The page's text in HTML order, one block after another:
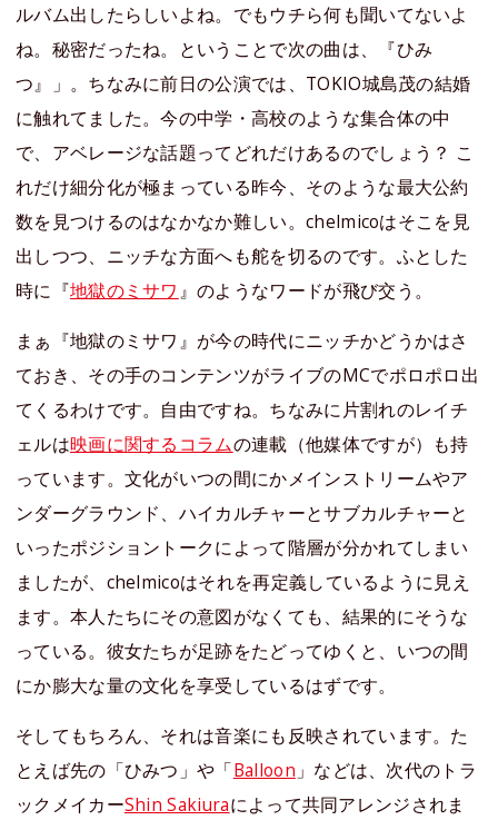
ルバム出したらしいよね。でもウチら何も聞いてないよ
ね。秘密だったね。ということで次の曲は、『ひみ
つ』」。ちなみに前日の公演では、TOKIO城島茂の結婚
に触れてました。今の中学・高校のような集合体の中
で、アベレージな話題ってどれだけあるのでしょう？ こ
れだけ細分化が極まっている昨今、そのような最大公約
数を見つけるのはなかなか難しい。chelmicoはそこを見
出しつつ、ニッチな方面へも舵を切るのです。ふとした
時に『地獄のミサワ 』のようなワードが飛び交う。
まぁ『地獄のミサワ』が今の時代にニッチかどうかはさ
ておき、その手のコンテンツがライブのMCでポロポロ出
てくるわけです。自由ですね。ちなみに片割れのレイチ
ェルは映画に関するコラムの連載（他媒体ですが）も持
っています。文化がいつの間にかメインストリームやア
ンダーグラウンド、ハイカルチャーとサブカルチャーと
いったポジショントークによって階層が分かれてしまい
ましたが、chelmicoはそれを再定義しているように見え
ます。本人たちにその意図がなくても、結果的にそうな
っている。彼女たちが足跡をたどってゆくと、いつの間
にか膨大な量の文化を享受しているはずです。
そしてもちろん、それは音楽にも反映されています。た
とえば先の「ひみつ」や「Balloon 」などは、次代のトラ
ックメイカーShin Sakiuraによって共同アレンジされま